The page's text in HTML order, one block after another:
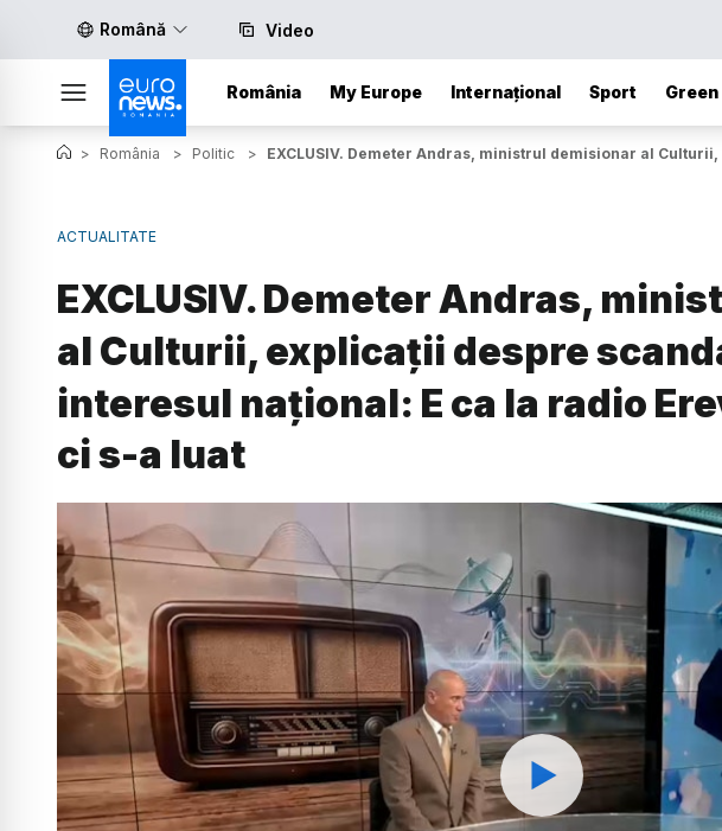
Română Video
România My Europe Internațional Sport Green
> România > Politic > EXCLUSIV. Demeter Andras, ministrul demisionar al
ACTUALITATE
EXCLUSIV. Demeter Andras,
al Culturii, explicații despre
interesul național: E ca la radio
ci s-a luat
Watch